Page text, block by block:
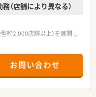
（店舗により異なる）
約2,000店舗以上）を展開し
験の少ない方でも500万前
研修や外部組織と連携した研
お問い合わせ